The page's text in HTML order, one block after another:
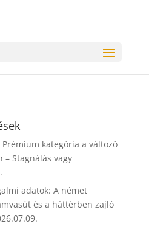
kategória a változó
– Stagnálás vagy
adatok: A német
és a háttérben zajló